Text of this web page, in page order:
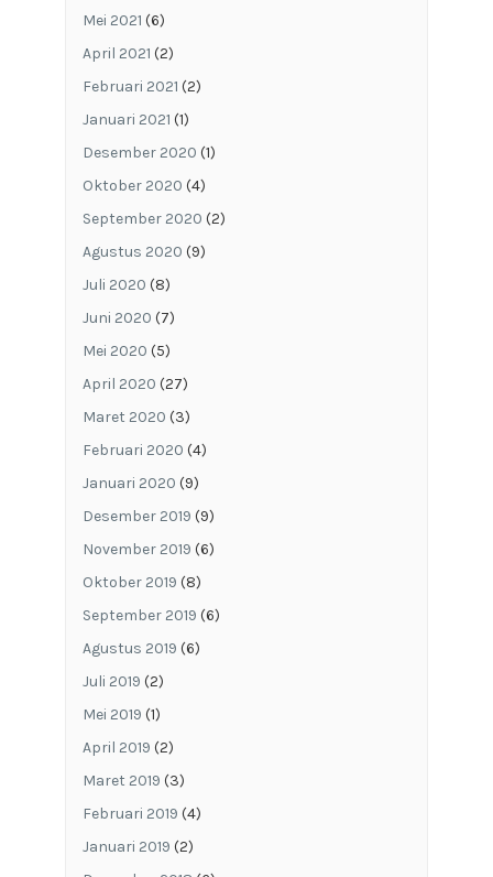
Mei 2021 (6)
April 2021 (2)
Februari 2021 (2)
Januari 2021 (1)
Desember 2020 (1)
Oktober 2020 (4)
September 2020 (2)
Agustus 2020 (9)
Juli 2020 (8)
Juni 2020 (7)
Mei 2020 (5)
April 2020 (27)
Maret 2020 (3)
Februari 2020 (4)
Januari 2020 (9)
Desember 2019 (9)
November 2019 (6)
Oktober 2019 (8)
September 2019 (6)
Agustus 2019 (6)
Juli 2019 (2)
Mei 2019 (1)
April 2019 (2)
Maret 2019 (3)
Februari 2019 (4)
Januari 2019 (2)